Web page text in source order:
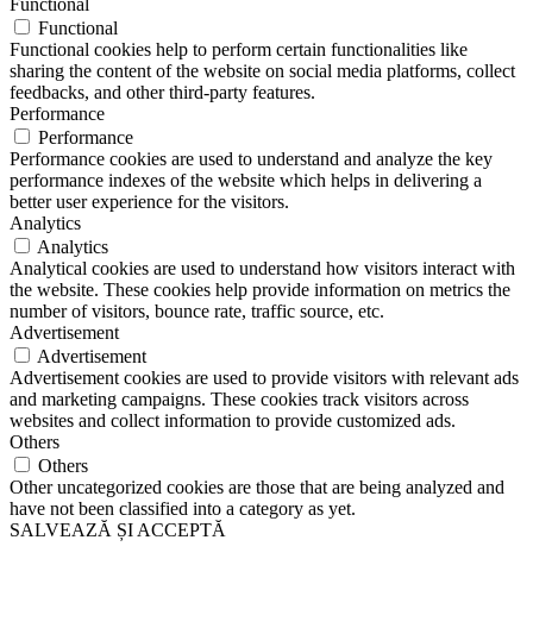
Functional
Functional cookies help to perform certain functionalities like
sharing the content of the website on social media platforms, collect
feedbacks, and other third-party features.
Performance
Performance
Performance cookies are used to understand and analyze the key
performance indexes of the website which helps in delivering a
better user experience for the visitors.
Analytics
Analytics
Analytical cookies are used to understand how visitors interact with
the website. These cookies help provide information on metrics the
number of visitors, bounce rate, traffic source, etc.
Advertisement
Advertisement
Advertisement cookies are used to provide visitors with relevant ads
and marketing campaigns. These cookies track visitors across
websites and collect information to provide customized ads.
Others
Others
Other uncategorized cookies are those that are being analyzed and
have not been classified into a category as yet.
SALVEAZĂ ȘI ACCEPTĂ